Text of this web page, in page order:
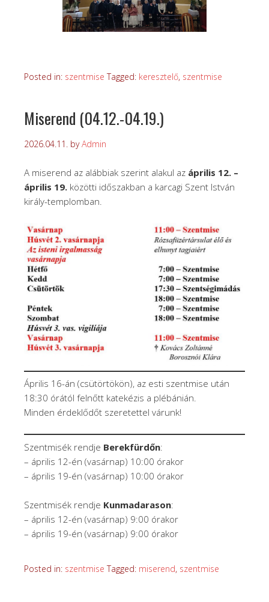
Posted in: szentmise Tagged: keresztelő, szentmise
Miserend (04.12.-04.19.)
2026.04.11. byAdmin
A miserend az alábbiak szerint alakul az április 12. –
április 19. közötti időszakban a karcagi Szent István
király-templomban.
Április 16-án (csütörtökön), az esti szentmise után
18:30 órától felnőtt katekézis a plébánián.
Minden érdeklődőt szeretettel várunk!
Szentmisék rendje Berekfürdőn:
– április 12-én (vasárnap) 10:00 órakor
– április 19-én (vasárnap) 10:00 órakor
Szentmisék rendje Kunmadarason:
– április 12-én (vasárnap) 9:00 órakor
– április 19-én (vasárnap) 9:00 órakor
Posted in: szentmise Tagged: miserend, szentmise